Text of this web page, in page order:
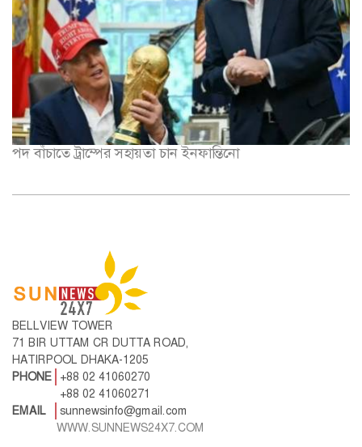
পদ বাঁচাতে ট্রাম্পের সহায়তা চান ইনফান্তিনো
BELLVIEW TOWER
71 BIR UTTAM CR DUTTA ROAD,
HATIRPOOL DHAKA-1205
PHONE
+88 02 41060270
+88 02 41060271
EMAIL
sunnewsinfo@gmail.com
WWW.SUNNEWS24X7.COM